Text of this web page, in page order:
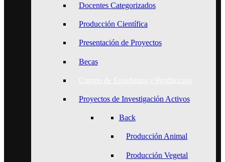
Docentes Categorizados
Producción Científica
Presentación de Proyectos
Becas
Proyectos de Investigación Activos
Back
Producción Animal
Producción Vegetal